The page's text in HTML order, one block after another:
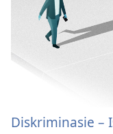
Diskriminasie –